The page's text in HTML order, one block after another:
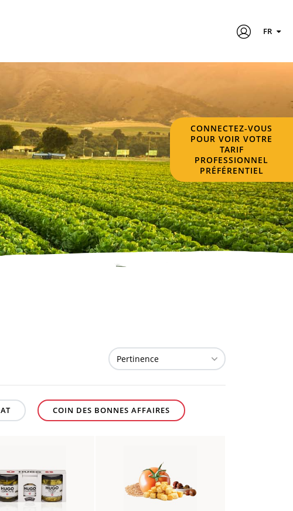
FR
CONNECTEZ-VOUS
POUR VOIR VOTRE
TARIF
PROFESSIONNEL
PRÉFÉRENTIEL
COIN DES BONNES AFFAIRES